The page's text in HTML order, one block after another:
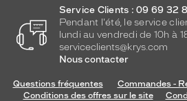
Service Clients : 09 69 32
Pendant l'été, le service
lundi au vendredi de 10h à
serviceclients@krys.com
Nous contacter
Questions fréquentes
Commandes -
Conditions des offres sur le site